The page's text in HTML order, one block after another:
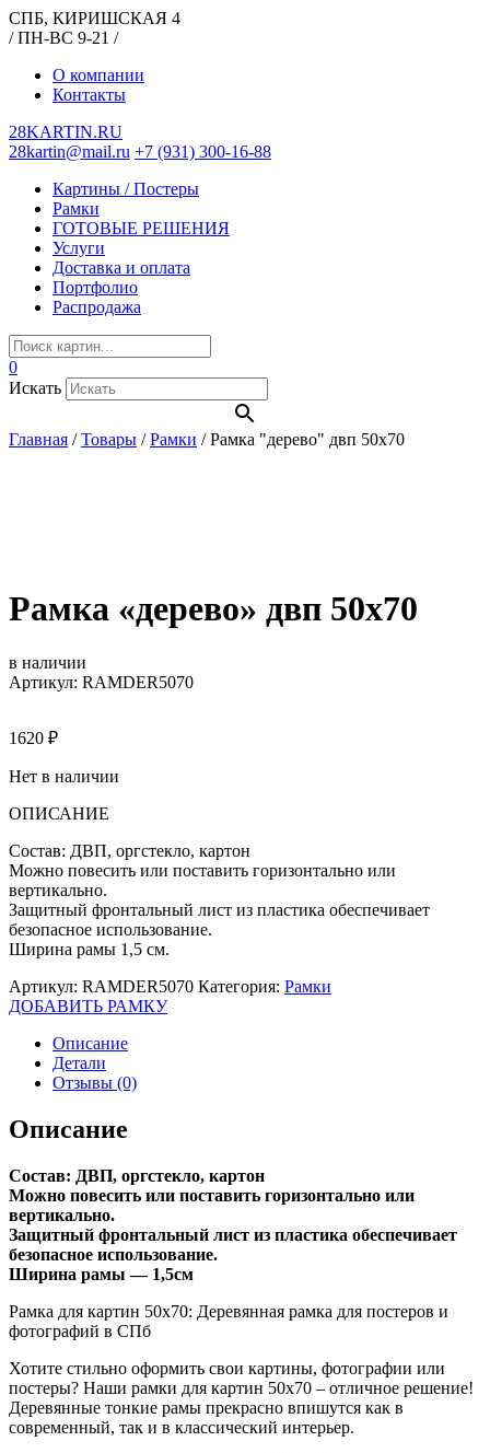
СПБ, КИРИШСКАЯ 4
/ ПН-ВС 9-21 /
О компании
Контакты
28KARTIN.RU
28kartin@mail.ru +7 (931) 300-16-88
Картины / Постеры
Рамки
ГОТОВЫЕ РЕШЕНИЯ
Услуги
Доставка и оплата
Портфолио
Распродажа
0
Искать
Главная /Товары /Рамки /Рамка "дерево" двп 50х70
Рамка «дерево» двп 50х70
в наличии
Артикул: RAMDER5070
1620 ₽
Нет в наличии
ОПИСАНИЕ
Состав: ДВП, оргстекло, картон
Можно повесить или поставить горизонтально или
вертикально.
Защитный фронтальный лист из пластика обеспечивает
безопасное использование.
Ширина рамы 1,5 см.
Артикул: RAMDER5070 Категория: Рамки
ДОБАВИТЬ РАМКУ
Описание
Детали
Отзывы (0)
Описание
Состав: ДВП, оргстекло, картон
Можно повесить или поставить горизонтально или
вертикально.
Защитный фронтальный лист из пластика обеспечивает
безопасное использование.
Ширина рамы — 1,5см
Рамка для картин 50х70: Деревянная рамка для постеров и
фотографий в СПб
Хотите стильно оформить свои картины, фотографии или
постеры? Наши рамки для картин 50х70 – отличное решение!
Деревянные тонкие рамы прекрасно впишутся как в
современный, так и в классический интерьер.